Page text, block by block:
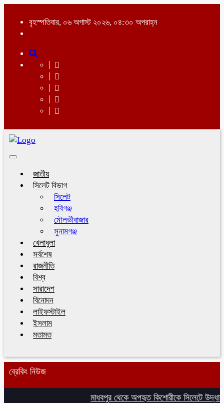
বৃহস্পতিবার, ০৬ অগাস্ট ২০২৬, ০৪:৩০ অপরাহ্ন
Toggle
জাতীয়
সিলেট বিভাগ
সিলেট
হবিগঞ্জ
মৌলভীবাজার
সুনামগঞ্জ
খেলাধুলা
সর্বশেষ
রাজনীতি
বিশ্ব
সারাদেশ
বিনোদন
লাইফস্টাইল
ইসলাম
মতামত
ব্রেকিং নিউজ
মাধবপুর থেকে অপহৃত কিশোরীকে সিলেটে